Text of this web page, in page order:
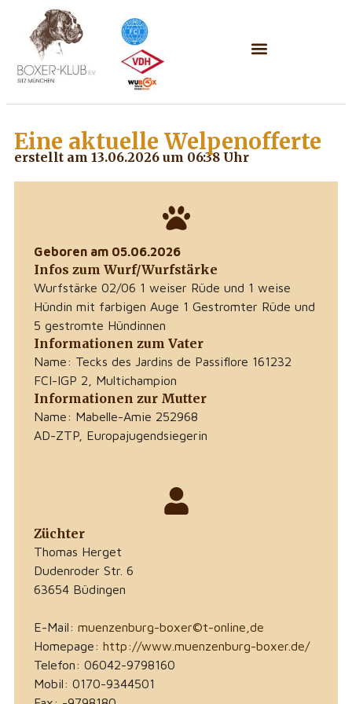
Eine aktuelle Welpenofferte
erstellt am 13.06.2026 um 06:38 Uhr
Geboren am 05.06.2026
Infos zum Wurf/Wurfstärke
Wurfstärke 02/06 1 weiser Rüde und 1 weise
Hündin mit farbigen Auge 1 Gestromter Rüde und
5 gestromte Hündinnen
Informationen zum Vater
Name: Tecks des Jardins de Passiflore 161232
FCI-IGP 2, Multichampion
Informationen zur Mutter
Name: Mabelle-Amie 252968
AD-ZTP, Europajugendsiegerin
Züchter
Thomas Herget
Dudenroder Str. 6
63654 Büdingen
E-Mail: muenzenburg-boxer©t-online,de
Homepage: http://www.muenzenburg-boxer.de/
Telefon: 06042-9798160
Mobil: 0170-9344501